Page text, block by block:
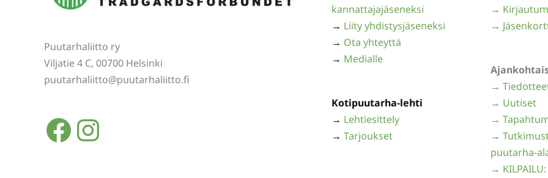
Puutarhaliitto ry
Viljatie 4 C, 00700 Helsinki
puutarhaliitto@puutarhaliitto.fi
Facebook
Instagram
kannattajajäseneksi
→ Liity yhdistysjäseneksi
→ Ota yhteyttä
→ Medialle
Kotipuutarha-lehti
→ Lehtiesittely
→ Tarjoukset
→
→
→
→ Uutiset
→
→
puutarha-
→